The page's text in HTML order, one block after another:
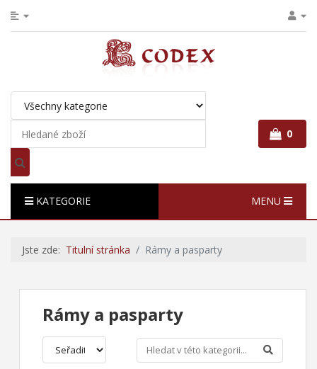
0
KATEGORIE MENU
Jste zde: Titulní stránka Rámy a pasparty
Rámy a pasparty